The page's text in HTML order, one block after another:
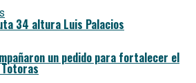
34 altura Luis Palacios
un pedido para fortalecer el
Totoras